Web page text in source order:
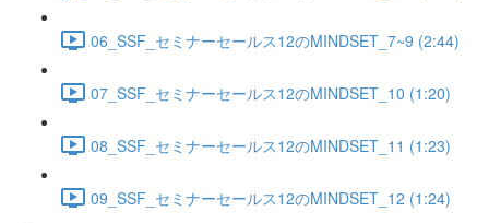
06_SSF_セミナーセールス12のMINDSET_7~9 (2:44)
07_SSF_セミナーセールス12のMINDSET_10 (1:20)
08_SSF_セミナーセールス12のMINDSET_11 (1:23)
09_SSF_セミナーセールス12のMINDSET_12 (1:24)